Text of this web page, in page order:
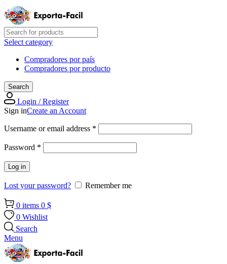
Select category
Compradores por país
Compradores por producto
Search
Login / Register
Sign inCreate an Account
Username or email address *
Password *
Log in
Lost your password? Remember me
0 items 0 $
0 Wishlist
Search
Menu